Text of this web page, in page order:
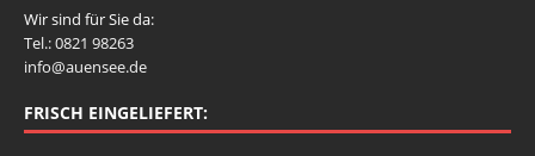
Wir sind für Sie da:
Tel.: 0821 98263
info@auensee.de
FRISCH EINGELIEFERT: